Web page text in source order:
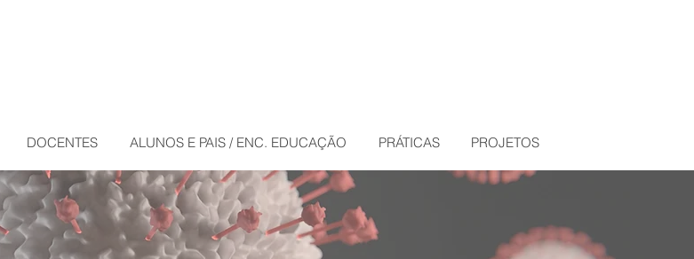
DOCENTES ALUNOS E PAIS / ENC. EDUCAÇÃO PRÁTICAS PROJETOS